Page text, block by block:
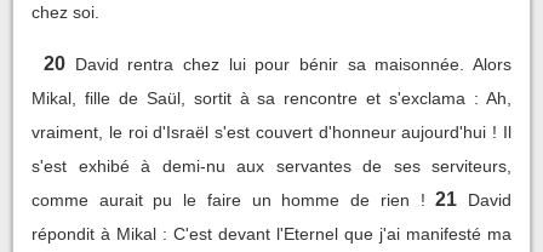
chez soi.
20 David rentra chez lui pour bénir sa maisonnée. Alors
Mikal, fille de Saül, sortit à sa rencontre et s'exclama : Ah,
vraiment, le roi d'Israël s'est couvert d'honneur aujourd'hui ! Il
s'est exhibé à demi-nu aux servantes de ses serviteurs,
comme aurait pu le faire un homme de rien ! 21
David
répondit à Mikal : C'est devant l'Eternel que j'ai manifesté ma